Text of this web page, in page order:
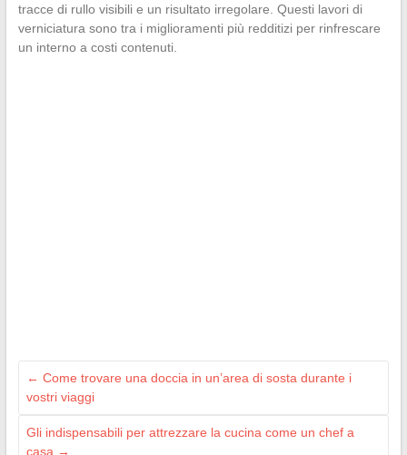
tracce di rullo visibili e un risultato irregolare. Questi lavori di
verniciatura sono tra i miglioramenti più redditizi per rinfrescare
un interno a costi contenuti.
← Come trovare una doccia in un’area di sosta durante i
vostri viaggi
Gli indispensabili per attrezzare la cucina come un chef a
casa →